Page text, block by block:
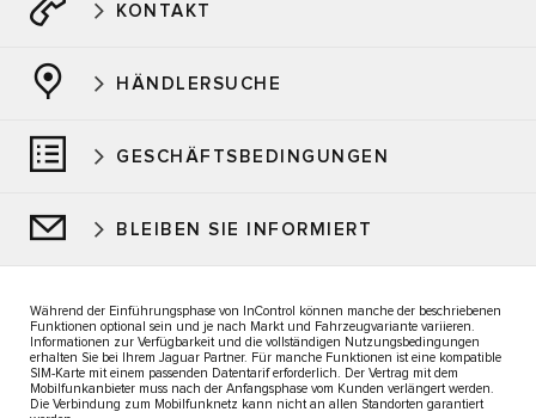
KONTAKT
HÄNDLERSUCHE
GESCHÄFTSBEDINGUNGEN
BLEIBEN SIE INFORMIERT
Während der Einführungsphase von InControl können manche der beschriebenen
Funktionen optional sein und je nach Markt und Fahrzeugvariante variieren.
Informationen zur Verfügbarkeit und die vollständigen Nutzungsbedingungen
erhalten Sie bei Ihrem Jaguar Partner. Für manche Funktionen ist eine kompatible
SIM-Karte mit einem passenden Datentarif erforderlich. Der Vertrag mit dem
Mobilfunkanbieter muss nach der Anfangsphase vom Kunden verlängert werden.
Die Verbindung zum Mobilfunknetz kann nicht an allen Standorten garantiert